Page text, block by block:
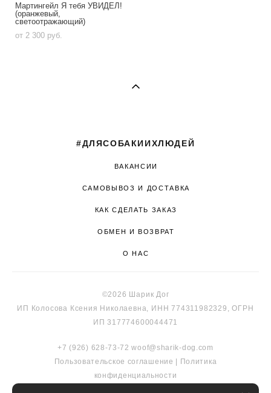
Мартингейл Я тебя УВИДЕЛ!
(оранжевый,
светоотражающий)
от 2 300 pуб.
#ДЛЯСОБАКИИХЛЮДЕЙ
ВАКАНСИИ
САМОВЫВОЗ И ДОСТАВКА
КАК СДЕЛАТЬ ЗАКАЗ
ОБМЕН И ВОЗВРАТ
О НАС
©2026 Шарик Дог
ИП Колосова Ксения Николаевна, ИНН 774311982329, ОГРН
ИП 317774600044471
+7 (926) 628-73-72 woof@sharik-dog.com
Пользовательское соглашение | Политика
конфиденциальности